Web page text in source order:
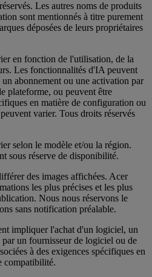
Les autres noms de produits
sont mentionnés à titre purement
déposées de leurs propriétaires
en fonction de l'utilisation, de la
Les fonctionnalités d'IA peuvent
abonnement ou une activation par
plateforme, ou peuvent être
en matière de configuration ou
varier. Tous droits réservés
selon le modèle et/ou la région.
sous réserve de disponibilité.
des images affichées. Acer
les plus précises et les plus
Nous nous réservons le
sans notification préalable.
impliquer l'achat d'un logiciel, un
un fournisseur de logiciel ou de
à des exigences spécifiques en
compatibilité.